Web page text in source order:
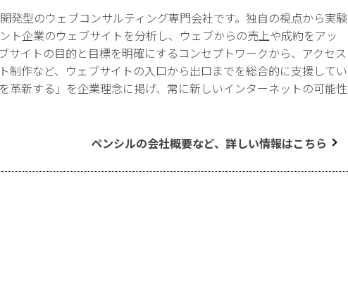
発型のウェブコンサルティング専門会社です。独自の視点から実験
ト企業のウェブサイトを分析し、ウェブからの売上や成約をアッ
イトの目的と目標を明確にするコンセプトワークから、アクセス
作など、ウェブサイトの入口から出口までを総合的に支援してい
革新する」を企業理念に掲げ、常に新しいインターネットの可能性
ペンシルの会社概要など、詳しい情報はこちら